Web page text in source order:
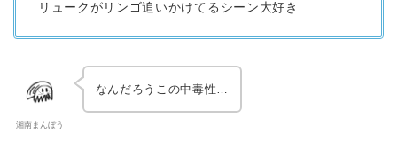
リュークがリンゴ追いかけてるシーン大好き
湘南まんぼう
なんだろうこの中毒性…